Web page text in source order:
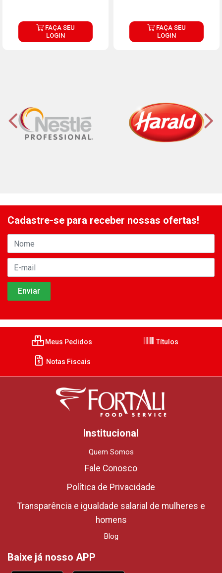
FAÇA SEU
LOGIN
FAÇA SEU
LOGIN
Cadastre-se para receber nossas ofertas!
Meus Pedidos Títulos
Notas Fiscais
Institucional
Quem Somos
Fale Conosco
Política de Privacidade
Transparência e igualdade salarial de mulheres e
homens
Blog
Baixe já nosso APP